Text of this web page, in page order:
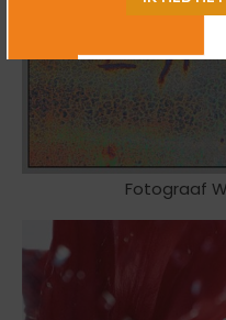
Fotograaf